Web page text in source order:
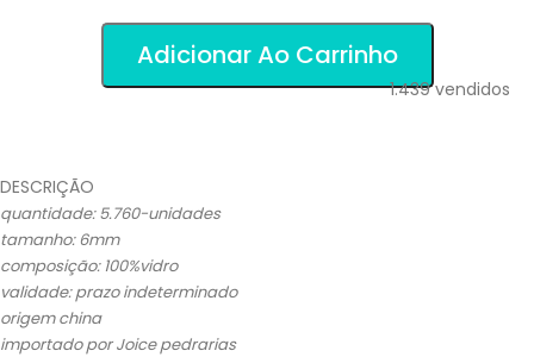
Adicionar Ao Carrinho
1.439vendidos
DESCRIÇÃO
quantidade: 5.760-unidades
tamanho: 6mm
composição: 100%vidro
validade: prazo indeterminado
origem china
importado por Joice pedrarias